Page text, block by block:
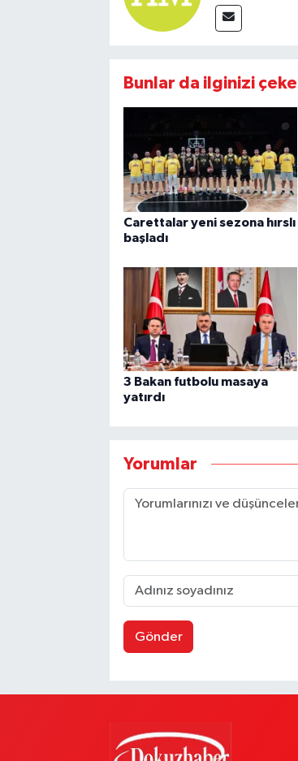
Bunlar da ilginizi
Carettalar yeni sezona hırslı
başladı
3 Bakan futbolu masaya
yatırdı
Yorumlar
Gönder